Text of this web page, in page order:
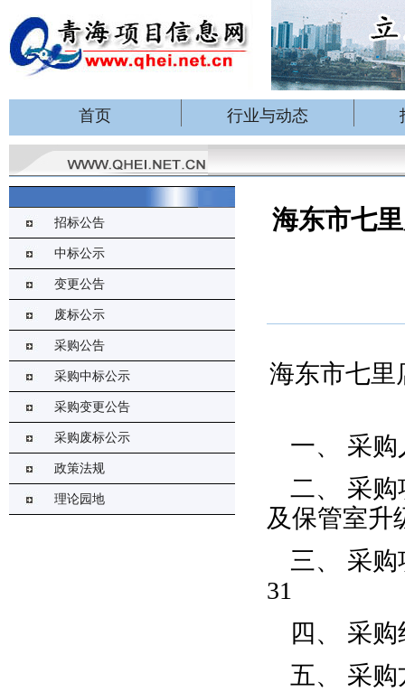
首页 行业与动态
招标公告
中标公示
变更公告
废标公示
采购公告
采购中标公示
采购变更公告
采购废标公示
政策法规
理论园地
海东市七
海东市七里
一、
采购
二、
采购
及保管室升
三、
采购
31
四、
采购
五、
采购